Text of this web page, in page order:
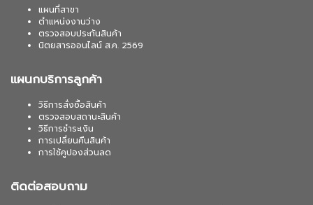
แผนที่สาขา
ตำแหน่งงานว่าง
ตรวจสอบประกันสินค้า
นิตยสารออนไลน์ ส.ค. 2569
แผนกบริการลูกค้า
วิธีการสั่งซื้อสินค้า
ตรวจสอบสถานะสินค้า
วิธีการชำระเงิน
การเปลี่ยนคืนสินค้า
การใช้คูปองส่วนลด
ติดต่อสอบถาม